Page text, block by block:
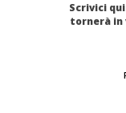
Scrivici
tornerà in